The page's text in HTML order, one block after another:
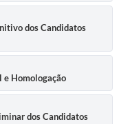
dos Candidatos
e Homologação
dos Candidatos